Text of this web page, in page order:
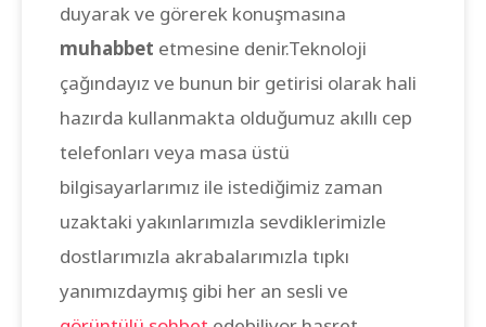
duyarak ve görerek konuşmasına
muhabbet etmesine denir.Teknoloji
çağındayız ve bunun bir getirisi olarak hali
hazırda kullanmakta olduğumuz akıllı cep
telefonları veya masa üstü
bilgisayarlarımız ile istediğimiz zaman
uzaktaki yakınlarımızla sevdiklerimizle
dostlarımızla akrabalarımızla tıpkı
yanımızdaymış gibi her an sesli ve